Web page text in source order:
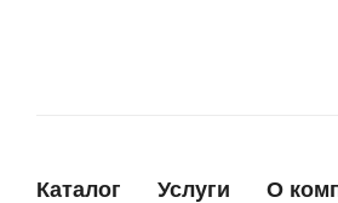
Каталог Услуги О